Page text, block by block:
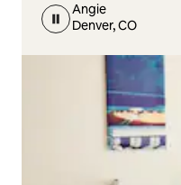
Angie
Denver, CO